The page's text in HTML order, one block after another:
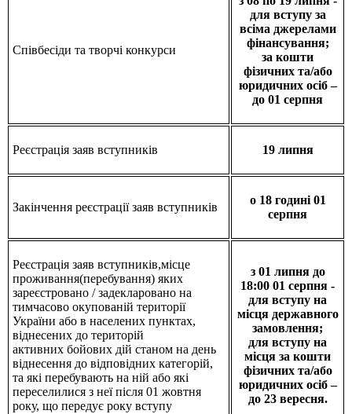
Співбесіди та творчі конкурси
для вступу за
всіма джерелами
фінансування;
за кошти
фізичних та/або
юридичних осіб –
до 01 серпня
Реєстрація заяв вступників 19 липня
Закінчення реєстрації заяв вступників
о 18 годині 01
серпня
Реєстрація заяв вступників,місце
проживання(перебування) яких
зареєстровано / задекларовано на
тимчасово окупованій території
України або в населених пунктах,
віднесених до територій
активних бойових дій станом на день
віднесення до відповідних категорій,
та які перебувають на ній або які
переселилися з неї після 01 жовтня
року, що передує року вступу
з 01 липня до
18:00 01 серпня -
для вступу на
місця державного
замовлення;
для вступу на
місця за кошти
фізичних та/або
юридичних осіб –
до 23 вересня.